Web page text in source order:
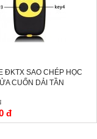
ĐKTX SAO CHÉP HỌC
CUỐN DẢI TẦN
đ